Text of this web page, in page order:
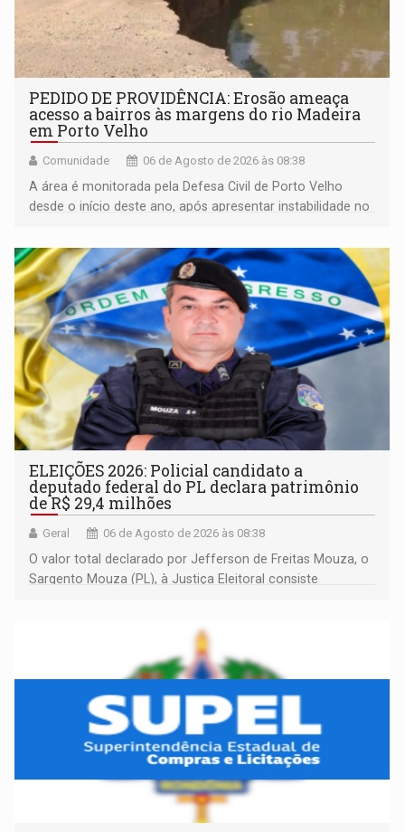
PEDIDO DE PROVIDÊNCIA: Erosão ameaça
acesso a bairros às margens do rio Madeira
em Porto Velho
Comunidade 06 de Agosto de 2026 às 08:38
A área é monitorada pela Defesa Civil de Porto Velho
desde o início deste ano, após apresentar instabilidade no
ELEIÇÕES 2026: Policial candidato a
deputado federal do PL declara patrimônio
de R$ 29,4 milhões
Geral 06 de Agosto de 2026 às 08:38
O valor total declarado por Jefferson de Freitas Mouza, o
Sargento Mouza (PL), à Justiça Eleitoral consiste